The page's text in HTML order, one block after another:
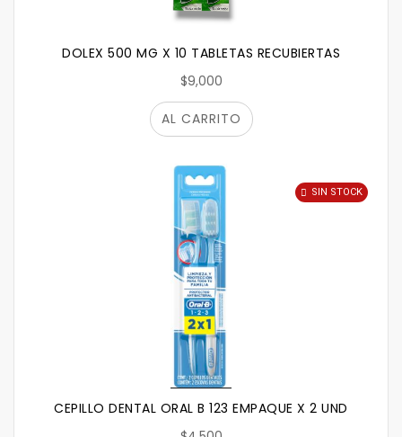
DOLEX 500 MG X 10 TABLETAS RECUBIERTAS
$9,000
AL CARRITO
CEPILLO DENTAL ORAL B 123 EMPAQUE X 2 UND
SIN STOCK